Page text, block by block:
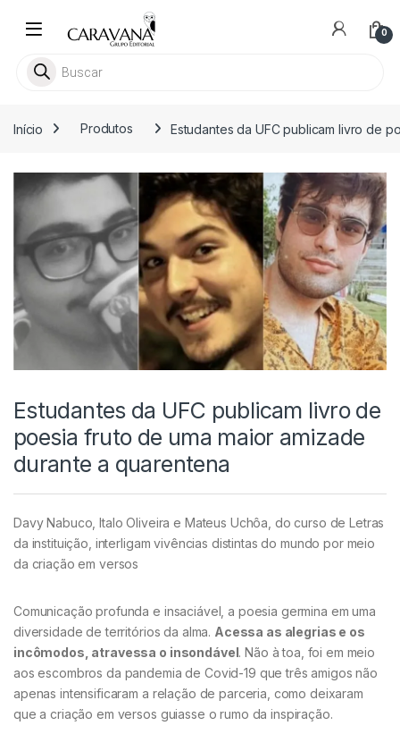
0
Pesquisar livros
Início Produtos Estudantes da UFC publicam livro de
Estudantes da UFC publicam livro de
poesia fruto de uma maior amizade
durante a quarentena
Davy Nabuco, Italo Oliveira e Mateus Uchôa, do curso de Letras
da instituição, interligam vivências distintas do mundo por meio
da criação em versos
Comunicação profunda e insaciável, a poesia germina em uma
diversidade de territórios da alma. Acessa as alegrias e os
incômodos, atravessa o insondável. Não à toa, foi em meio
aos escombros da pandemia de Covid-19 que três amigos não
apenas intensificaram a relação de parceria, como deixaram
que a criação em versos guiasse o rumo da inspiração.